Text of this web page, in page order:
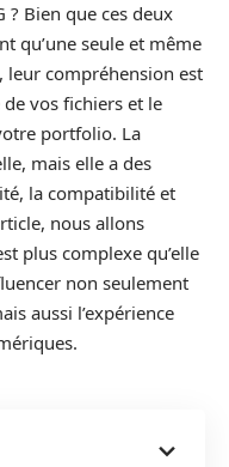
? Bien que ces deux
qu’une seule et même
leur compréhension est
vos fichiers et le
portfolio. La
mais elle a des
la compatibilité et
nous allons
plus complexe qu’elle
non seulement
aussi l’expérience